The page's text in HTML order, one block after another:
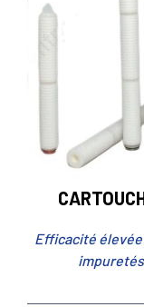
Efficacité